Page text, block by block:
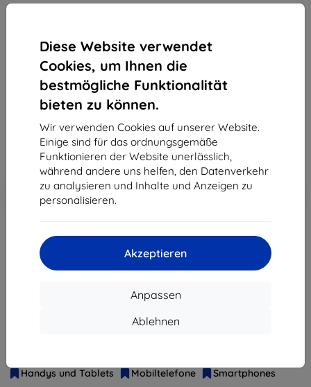
Diese Website verwendet
Cookies, um Ihnen die
bestmögliche Funktionalität
bieten zu können.
Wir verwenden Cookies auf unserer Website.
Einige sind für das ordnungsgemäße
Funktionieren der Website unerlässlich,
während andere uns helfen, den Datenverkehr
zu analysieren und Inhalte und Anzeigen zu
personalisieren.
Akzeptieren
Anpassen
Ablehnen
Mobiltelefon Caterpillar S30 8GB DualSIM (CAT
Kaufen Sie dieses Gerät und erhalten Sie
Rabatt
auf sämtliches Zubehör dafür!
239,90 €
215,91 €
ohne MWSt 181,44 €
-10%
Rabatt mit Gutschein
EXTRA10
In den
ausverkauft
Handys und Tablets
Mobiltelefone Smartphones